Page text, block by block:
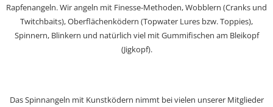
Rapfenangeln. Wir angeln mit Finesse-Methoden, Wobblern (Cranks und
Twitchbaits), Oberflächenködern (Topwater Lures bzw. Toppies),
Spinnern, Blinkern und natürlich viel mit Gummifischen am Bleikopf
(Jigkopf).
Das Spinnangeln mit Kunstködern nimmt bei vielen unserer Mitglieder